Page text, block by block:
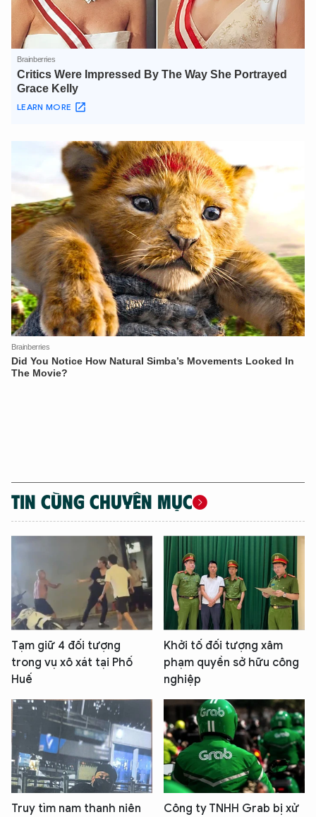
TIN CÙNG CHUYÊN MỤC
Tạm giữ 4 đối tượng
trong vụ xô xát tại Phố
Huế
Khởi tố đối tượng xâm
phạm quyền sở hữu công
nghiệp
Truy tìm nam thanh niên
Công ty TNHH Grab bị xử
XIN CHÀO,
TÔI LÀ CHATBOT CỦA
Hãy hỏi tôi bất kỳ điều gì bạn cần biết về
An Ninh Thủ Đô nhé. Tôi sẵn sàng hỗ trợ!